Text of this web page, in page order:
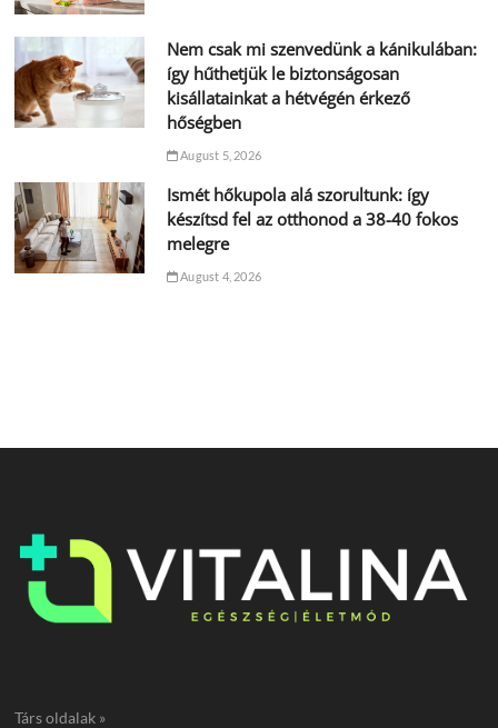
Nem csak mi szenvedünk a kánikulában:
így hűthetjük le biztonságosan
kisállatainkat a hétvégén érkező
hőségben
August 5, 2026
Ismét hőkupola alá szorultunk: így
készítsd fel az otthonod a 38-40 fokos
melegre
August 4, 2026
Társ oldalak »